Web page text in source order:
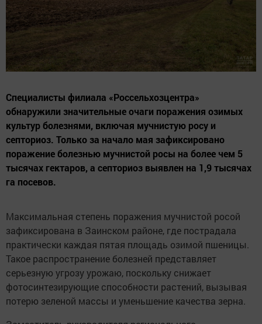
Специалисты филиала «Россельхозцентра»
обнаружили значительные очаги поражения озимых
культур болезнями, включая мучнистую росу и
септориоз. Только за начало мая зафиксировано
поражение болезнью мучнистой росы на более чем 5
тысячах гектаров, а септориоз выявлен на 1,9 тысячах
га посевов.
Максимальная степень поражения мучнистой росой
зафиксирована в Заинском районе, где пострадала
практически каждая пятая площадь озимой пшеницы.
Такое распространение болезней представляет
серьезную угрозу урожаю, поскольку снижает
фотосинтезирующие способности растений, вызывая
потерю зеленой массы и уменьшение качества зерна.